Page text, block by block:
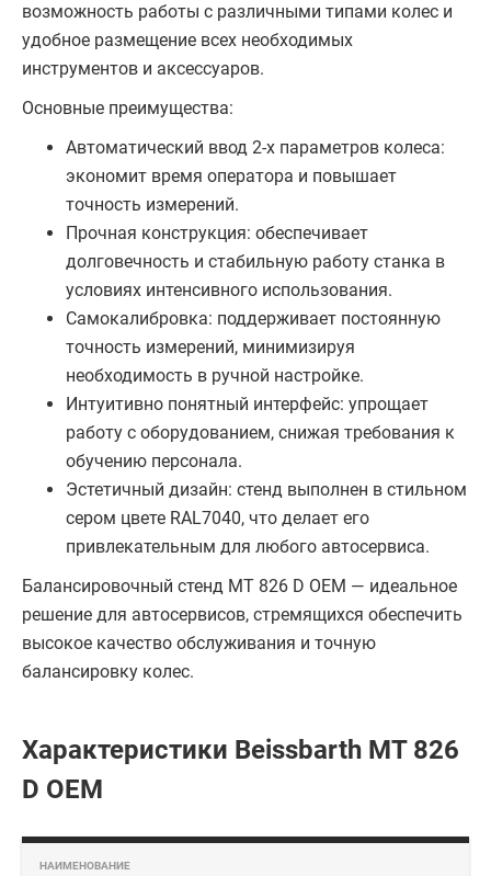
возможность работы с различными типами колес и
удобное размещение всех необходимых
инструментов и аксессуаров.
Основные преимущества:
Автоматический ввод 2-х параметров колеса:
экономит время оператора и повышает
точность измерений.
Прочная конструкция: обеспечивает
долговечность и стабильную работу станка в
условиях интенсивного использования.
Самокалибровка: поддерживает постоянную
точность измерений, минимизируя
необходимость в ручной настройке.
Интуитивно понятный интерфейс: упрощает
работу с оборудованием, снижая требования к
обучению персонала.
Эстетичный дизайн: стенд выполнен в стильном
сером цвете RAL7040, что делает его
привлекательным для любого автосервиса.
Балансировочный стенд MT 826 D OEM — идеальное
решение для автосервисов, стремящихся обеспечить
высокое качество обслуживания и точную
балансировку колес.
Характеристики Beissbarth MT 826
D OEM